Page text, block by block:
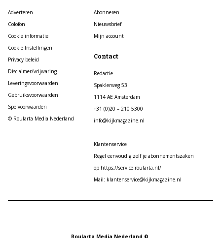
Adverteren
Colofon
Cookie informatie
Cookie Instellingen
Privacy beleid
Disclaimer/vrijwaring
Leveringsvoorwaarden
Gebruiksvoorwaarden
Spelvoorwaarden
© Roularta Media Nederland
Abonneren
Nieuwsbrief
Mijn account
Contact
Redactie
Spaklerweg 53
1114 AE Amsterdam
+31 (0)20 – 210 5300
info@kijkmagazine.nl
Klantenservice
Regel eenvoudig zelf je abonnementszaken
op https://service.roularta.nl/
Mail: klantenservice@kijkmagazine.nl